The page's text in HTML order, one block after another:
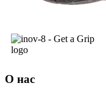
О нас